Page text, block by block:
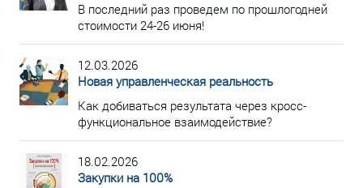
В последний раз проведем по прошлогодней
стоимости 24-26 июня!
12.03.2026
Новая управленческая реальность
Как добиваться результата через кросс-
функциональное взаимодействие?
18.02.2026
Закупки на 100%